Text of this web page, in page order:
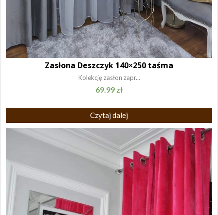
Zasłona Deszczyk 140×250 taśma
Kolekcję zasłon zapr...
69.99 zł
Czytaj dalej